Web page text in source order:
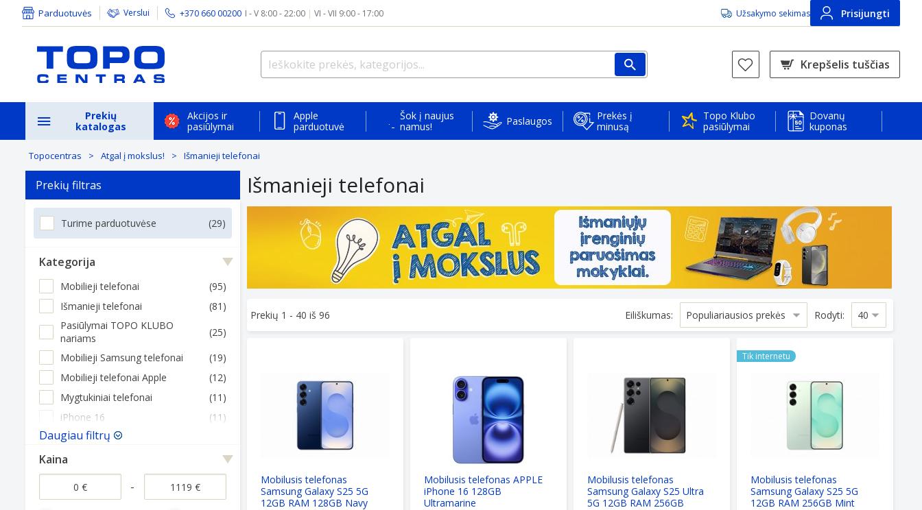
Parduotuvės Verslui +370 660 00200 I - V 8:00 - 22:00 | VI - VII 9:00 - 17:00 Užsakymo sekimas Prisijungti
Krepšelis tuščias
Prekių
katalogas
Akcijos ir
pasiūlymai
Apple
parduotuvė
Šok į naujus
namus!
Paslaugos
Prekės į
minusą
Topo Klubo
pasiūlymai
Dovanų
kuponas
Topocentras Atgal į mokslus! Išmanieji telefonai
Prekių filtras
Turime parduotuvėse (29)
Kategorija
Mobilieji telefonai
(95)
Išmanieji telefonai
(81)
Pasiūlymai TOPO KLUBO
nariams
(25)
Mobilieji Samsung telefonai
(19)
Mobilieji telefonai Apple
(12)
Mygtukiniai telefonai
(11)
iPhone 16
(11)
Daugiau filtrų
Kaina
-
Išmanieji telefonai
Prekių 1 - 40 iš 96 Eiliškumas: Rodyti:
Mobilusis telefonas
Samsung Galaxy S25 5G
12GB RAM 128GB Navy
Mobilusis telefonas APPLE
iPhone 16 128GB
Ultramarine
Mobilusis telefonas
Samsung Galaxy S25 Ultra
5G 12GB RAM 256GB
Tik internetu
Mobilusis telefonas
Samsung Galaxy S25 5G
12GB RAM 256GB Mint